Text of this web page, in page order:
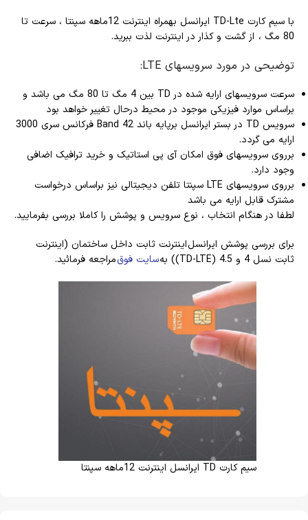
با سیم کارت TD-Lte ایرانسل بهمراه اینترنت 12ماهه سپنتا ، سرعت تا
80 مگ ، از گشت و کذار در اینترنت لذت ببرید.
توضیحی در مورد سرویسهای LTE:
سرعت سرویسهای ارایه شده در TD بین 4 مگ تا 80 مگ می باشد و
براساس موارد فیزیکی موجود در محیط درحال تغییر خواهد بود
سرویس TD در بستر ایرانسل برپایه باند Band 42 فرکانس سری 3000
ارایه می گردد.
برروی سرویسهای فوق امکان آی پی استاتیک و خرید ترافیک اضافی
وجود دارد.
برروی سرویسهای LTE سپنتا تلفن دیجیتالی نیز براساس درخواست
مشترک قابل ارایه می باشد
لطفا در هنگام انتخاب ، نوع سرویس و پوشش را کاملا بررسی بفرمایید.
برای بررسی پوشش ایرانسل اینترنت ثابت داخل ساختمان (اینترنت
ثابت نسل 4 و 4.5 (TD-LTE)) به
سایت فوقمراجعه فرمائید.
سیم کارت TD ایرانسل اینترنت 12ماهه سپنتا